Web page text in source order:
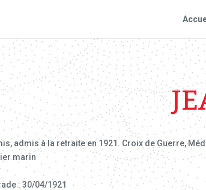
admis à la retraite en 1921. Croix de Guerre,
marin
: 30/04/1921